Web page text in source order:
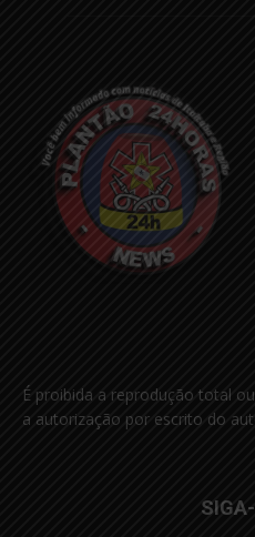
É proibida a reprodução total
a autorização por escrito do